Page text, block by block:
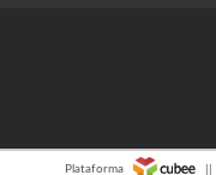
Plataforma ||